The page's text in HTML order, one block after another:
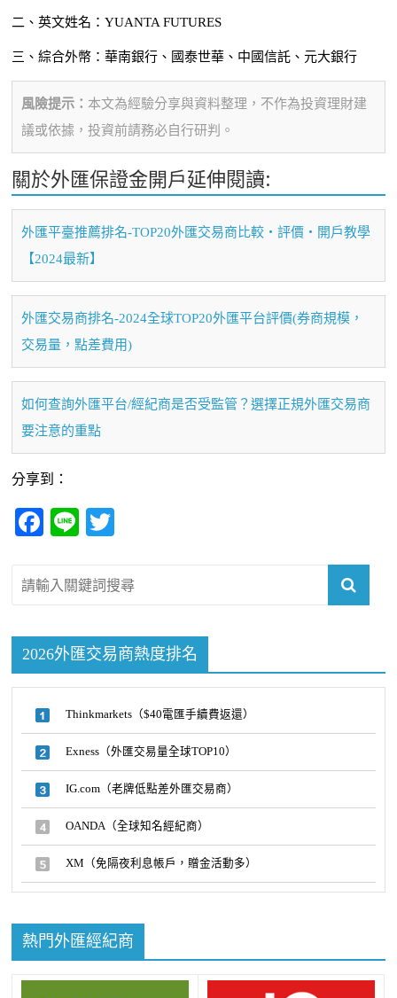
二、英文姓名：YUANTA FUTURES
三、綜合外幣：華南銀行、國泰世華、中國信託、元大銀行
風險提示： 本文為經驗分享與資料整理，不作為投資理財建
議或依據，投資前請務必自行研判。
關於外匯保證金開戶延伸閱讀:
外匯平臺推薦排名-TOP20外匯交易商比較・評價・開戶教學
【2024最新】
外匯交易商排名-2024全球TOP20外匯平台評價(券商規模，
交易量，點差費用)
如何查詢外匯平台/經紀商是否受監管？選擇正規外匯交易商
要注意的重點
分享到：
Fa
ce
bo
Li
ne
tte
2026外匯交易商熱度排名
Thinkmarkets（$40電匯手續費返還）
Exness（外匯交易量全球TOP10）
IG.com（老牌低點差外匯交易商）
OANDA（全球知名經紀商）
XM（免隔夜利息帳戶，贈金活動多）
熱門外匯經紀商